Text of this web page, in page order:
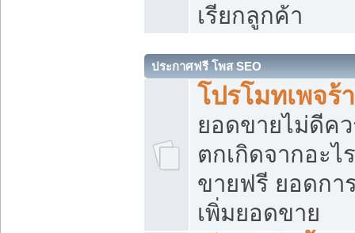
เรียกลูกค้า
ประกาศฟรี โพส SEO
โปรโมทเพจร้
ยอดขายไม่ดีค
ตกเกิดจากอะไ
ขายฟรี ยอดกา
เพิ่มยอดขาย